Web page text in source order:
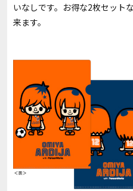
いなしです。お得な2枚セット
来ます。